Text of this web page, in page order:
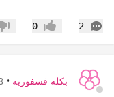
2
التعليقات إعجاب0
بكله فسفوريه •